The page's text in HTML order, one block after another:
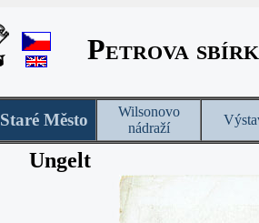
Petrova
Staré Město
Wilsonovo
nádraží
Ungelt